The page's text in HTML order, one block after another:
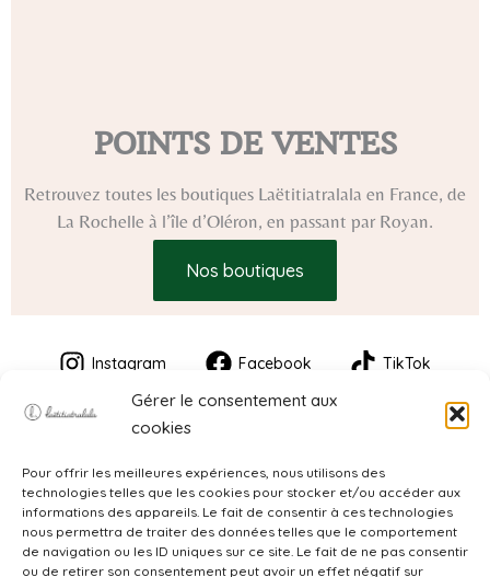
Gérer le consentement aux
cookies
Pour offrir les meilleures expériences, nous utilisons des
technologies telles que les cookies pour stocker et/ou accéder aux
informations des appareils. Le fait de consentir à ces technologies
nous permettra de traiter des données telles que le comportement
de navigation ou les ID uniques sur ce site. Le fait de ne pas consentir
ou de retirer son consentement peut avoir un effet négatif sur
POINTS DE VENTES
Retrouvez toutes les boutiques Laëtitiatralala en France, de
La Rochelle à l’île d’Oléron, en passant par Royan.
Nos boutiques
Instagram Facebook TikTok
CGV